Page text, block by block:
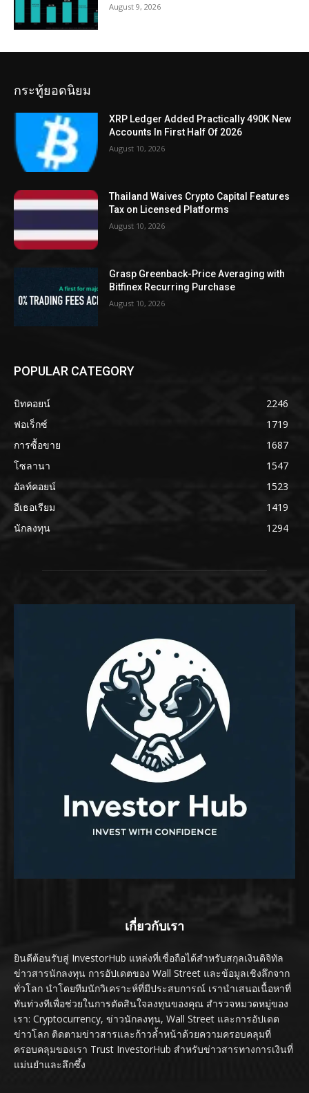
August 9, 2026
กระทู้ยอดนิยม
XRP Ledger Added Practically 490K New
Accounts In First Half Of 2026
August 10, 2026
Thailand Waives Crypto Capital Features
Tax on Licensed Platforms
August 10, 2026
Grasp Greenback-Price Averaging with
Bitfinex Recurring Purchase
August 10, 2026
POPULAR CATEGORY
บิทคอยน์
2246
ฟอเร็กซ์
1719
การซื้อขาย
1687
โซลานา
1547
อัลท์คอยน์
1523
อีเธอเรียม
1419
นักลงทุน
1294
เกี่ยวกับเรา
ยินดีต้อนรับสู่ InvestorHub แหล่งที่เชื่อถือได้สำหรับสกุลเงินดิจิทัล
ข่าวสารนักลงทุน การอัปเดตของ Wall Street และข้อมูลเชิงลึกจาก
ทั่วโลก นำโดยทีมนักวิเคราะห์ที่มีประสบการณ์ เรานำเสนอเนื้อหาที่
ทันท่วงทีเพื่อช่วยในการตัดสินใจลงทุนของคุณ สำรวจหมวดหมู่ของ
เรา: Cryptocurrency, ข่าวนักลงทุน, Wall Street และการอัปเดต
ข่าวโลก ติดตามข่าวสารและก้าวล้ำหน้าด้วยความครอบคลุมที่
ครอบคลุมของเรา Trust InvestorHub สำหรับข่าวสารทางการเงินที่
แม่นยำและลึกซึ้ง